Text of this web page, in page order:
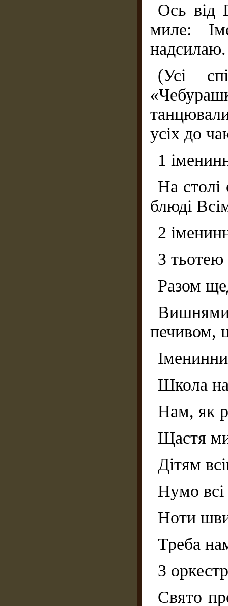
Ось від
миле:
надсилаю.
(Усі
усіх до
1
На столі
блюді
2
З
Разом
печивом,
Школа
Нам, як
Щастя
Дітям
Нумо всі
Ноти
Треба
З
Свято